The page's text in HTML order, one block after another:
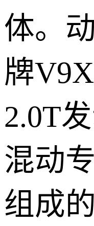
体。
牌
2.0T
混动
组成